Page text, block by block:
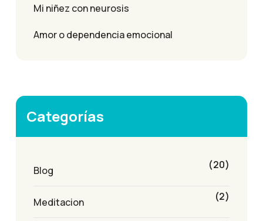
Mi niñez con neurosis
Amor o dependencia emocional
Categorías
Blog (20)
Meditacion (2)